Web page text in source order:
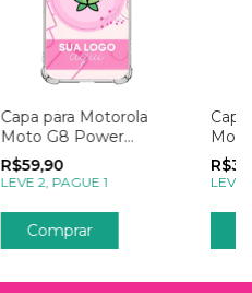
Capa para Motorola
Moto G8 Power
Empresas Sua Logo
R$59,90
LEVE 2, PAGUE 1
Comprar
com
LEVE